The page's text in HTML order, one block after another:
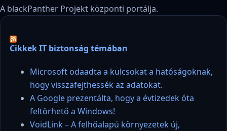
A blackPanther Projekt központi portálja.
Cikkek IT biztonság témában
Microsoft odaadta a kulcsokat a hatóságoknak,
hogy visszafejthessék az adatokat.
A Google prezentálta, hogy a évtizedek óta
feltörhető a Windows!
VoidLink – A felhőalapú környezetek új,